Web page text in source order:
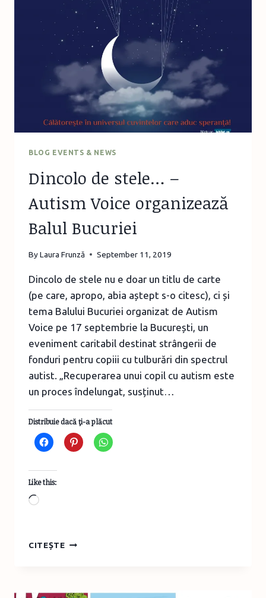
FETELE
PRE-
ȘI
ADOLESCENTE
(1)
BLOG EVENTS & NEWS
Dincolo de stele… –
Autism Voice organizează
Balul Bucuriei
ByLaura Frunză September 11, 2019
Dincolo de stele nu e doar un titlu de carte
(pe care, apropo, abia aștept s-o citesc), ci și
tema Balului Bucuriei organizat de Autism
Voice pe 17 septembrie la București, un
eveniment caritabil destinat strângerii de
fonduri pentru copiii cu tulburări din spectrul
autist. „Recuperarea unui copil cu autism este
un proces îndelungat, susținut…
Distribuie dacă ţi-a plăcut
Like this:
Loading…
CITEȘTEDINCOLO
AUTISM